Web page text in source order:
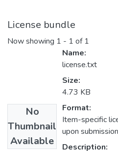
License bundle
Now showing 1 - 1 of 1
No
Thumbnail
Available
Name:
license.txt
Size:
4.73 KB
Format:
Item-specific
upon submission
Description: